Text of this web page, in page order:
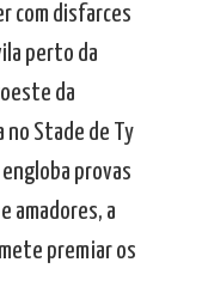
com disfarces
perto da
da
no Stade de Ty
engloba provas
amadores, a
premiar os